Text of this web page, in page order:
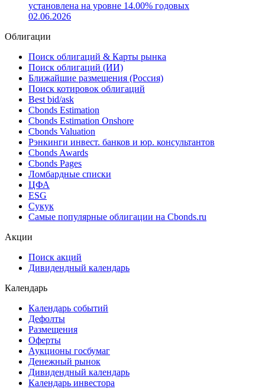
установлена на уровне 14.00% годовых
02.06.2026
Облигации
Поиск облигаций & Карты рынка
Поиск облигаций (ИИ)
Ближайшие размещения (Россия)
Поиск котировок облигаций
Best bid/ask
Cbonds Estimation
Cbonds Estimation Onshore
Cbonds Valuation
Рэнкинги инвест. банков и юр. консультантов
Cbonds Awards
Cbonds Pages
Ломбардные списки
ЦФА
ESG
Сукук
Самые популярные облигации на Cbonds.ru
Акции
Поиск акций
Дивидендный календарь
Календарь
Календарь событий
Дефолты
Размещения
Оферты
Аукционы госбумаг
Денежный рынок
Дивидендный календарь
Календарь инвестора